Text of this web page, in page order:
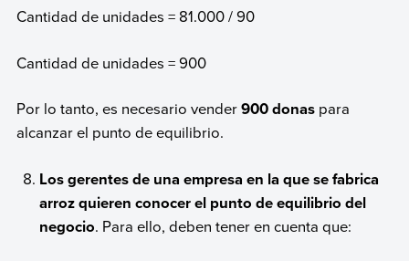
Cantidad de unidades = 81.000 / 90
Cantidad de unidades = 900
Por lo tanto, es necesario vender900 donaspara
alcanzar el punto de equilibrio.
Los gerentes de una empresa en la que se fabrica
arroz quieren conocer el punto de equilibrio del
negocio. Para ello, deben tener en cuenta que: